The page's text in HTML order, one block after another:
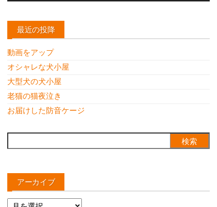
最近の投降
動画をアップ
オシャレな犬小屋
大型犬の犬小屋
老猫の猫夜泣き
お届けした防音ケージ
索:
アーカイブ
ア